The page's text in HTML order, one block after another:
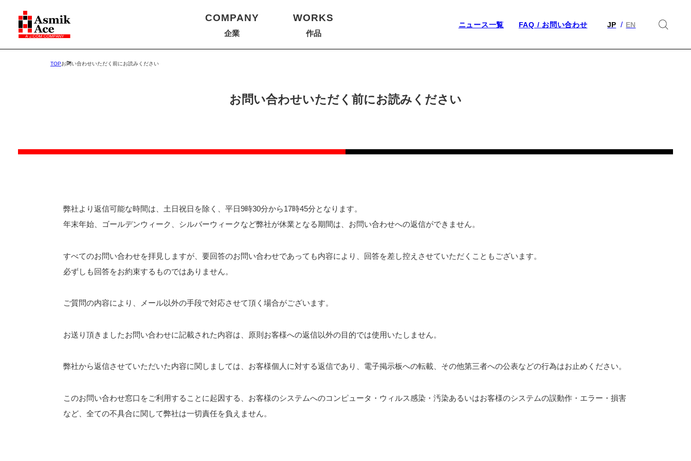
COMPANY
企業
WORKS
作品
ニュース一覧 FAQ / お問い合わせ JP EN
TOPお問い合わせいただく前にお読みください
お問い合わせいただく前にお読みください
弊社より返信可能な時間は、土日祝日を除く、平日9時30分から17時45分となります。
年末年始、ゴールデンウィーク、シルバーウィークなど弊社が休業となる期間は、お問い合わせへの返信ができません。
すべてのお問い合わせを拝見しますが、要回答のお問い合わせであっても内容により、回答を差し控えさせていただくこともございます。
必ずしも回答をお約束するものではありません。
ご質問の内容により、メール以外の手段で対応させて頂く場合がございます。
お送り頂きましたお問い合わせに記載された内容は、原則お客様への返信以外の目的では使用いたしません。
弊社から返信させていただいた内容に関しましては、お客様個人に対する返信であり、電子掲示板への転載、その他第三者への公表などの行為はお止めください。
このお問い合わせ窓口をご利用することに起因する、お客様のシステムへのコンピュータ・ウィルス感染・汚染あるいはお客様のシステムの誤動作・エラー・損害
など、全ての不具合に関して弊社は一切責任を負えません。